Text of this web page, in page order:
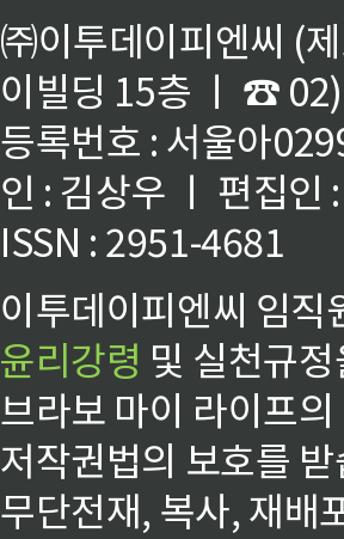
㈜이투데이피엔씨 (
이빌딩 15층 ㅣ ☎
등록번호 : 서울아
인 : 김상우 ㅣ 편집인
ISSN : 2951-4681
이투데이피엔씨 임
윤리강령 및 실천규
브라보 마이 라이프
저작권법의 보호를
무단전재, 복사, 재배